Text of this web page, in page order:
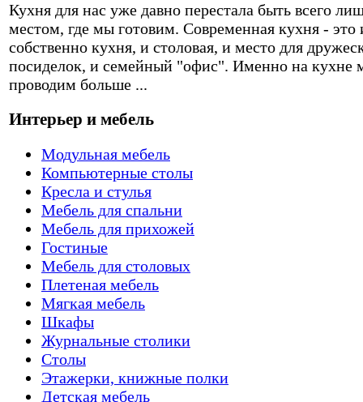
Кухня для нас уже давно перестала быть всего
местом, где мы готовим. Современная кухня - это
собственно кухня, и столовая, и место для
посиделок, и семейный "офис". Именно на кухне
проводим больше ...
Интерьер и мебель
Модульная мебель
Компьютерные столы
Кресла и стулья
Мебель для спальни
Мебель для прихожей
Гостиные
Мебель для столовых
Плетеная мебель
Мягкая мебель
Шкафы
Журнальные столики
Столы
Этажерки, книжные полки
Детская мебель